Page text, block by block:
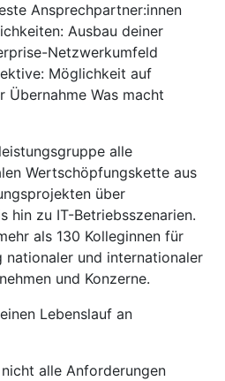
Ansprechpartner:innen
Ausbau deiner
Netzwerkumfeld
Möglichkeit auf
Übernahme Was macht
alle
Wertschöpfungskette aus
über
hin zu IT-Betriebsszenarien.
als 130 Kolleginnen für
und internationaler
und Konzerne.
Lebenslauf an
alle Anforderungen